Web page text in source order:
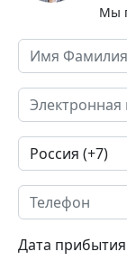
Мы
Дата прибытия